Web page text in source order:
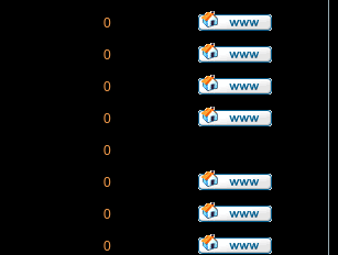
0
0
0
0
0
0
0
0